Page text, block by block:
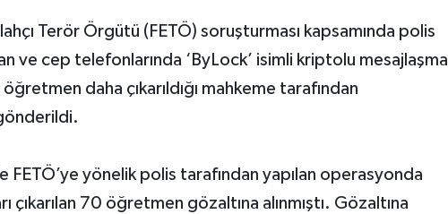
Terör Örgütü (FETÖ) soruşturması kapsamında polis
ve cep telefonlarında ‘ByLock’ isimli kriptolu mesajlaşma
daha çıkarıldığı mahkeme tarafından
FETÖ’ye yönelik polis tarafından yapılan operasyonda
çıkarılan 70 öğretmen gözaltına alınmıştı. Gözaltına